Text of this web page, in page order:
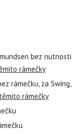
bez nutnosti
rámečky
rámečku, za Swing,
těmito rámečky